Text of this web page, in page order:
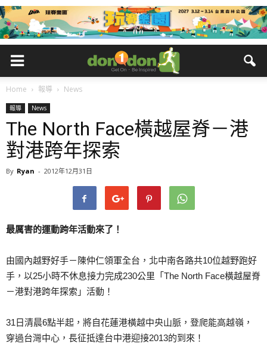
Home 報導 News
報導 News
The North Face橫越屋脊－港
對港跨年探索
By Ryan - 2012年12月31日
最厲害的運動跨年活動來了！
由國內越野好手－陳仲仁領軍全台，北中南各路共10位越野跑好
手，以25小時不休息接力完成230公里「The North Face橫越屋脊
－港對港跨年探索」活動！
31日清晨6點半起，將自花蓮港橫越中央山脈，登爬能高越嶺，
穿過台灣中心，長征抵達台中港迎接2013的到來！